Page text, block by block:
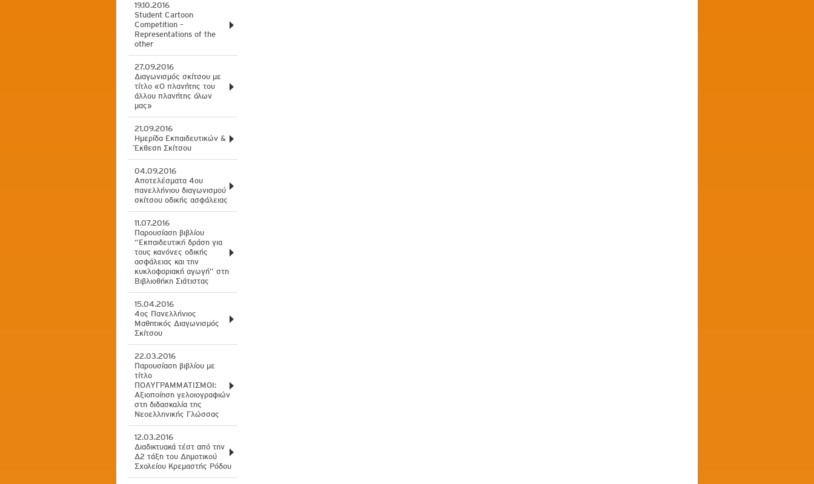
19.10.2016
Student Cartoon
Competition –
Representations of the
other
27.09.2016
Διαγωνισμός σκίτσου με
τίτλο «Ο πλανήτης του
άλλου πλανήτης όλων
μας»
21.09.2016
Ημερίδα Εκπαιδευτικών &
Έκθεση Σκίτσου
04.09.2016
Αποτελέσματα 4ου
πανελλήνιου διαγωνισμού
σκίτσου οδικής ασφάλειας
11.07.2016
Παρουσίαση βιβλίου
“Eκπαιδευτική δράση για
τους κανόνες οδικής
ασφάλειας και την
κυκλοφοριακή αγωγή” στη
Βιβλιοθήκη Σιάτιστας
15.04.2016
4ος Πανελλήνιος
Μαθητικός Διαγωνισμός
Σκίτσου
22.03.2016
Παρουσίαση βιβλίου με
τίτλο
ΠΟΛΥΓΡΑΜΜΑΤΙΣΜΟΙ:
Αξιοποίηση γελοιογραφιών
στη διδασκαλία της
Νεοελληνικής Γλώσσας
12.03.2016
Διαδικτυακά τέστ από την
Δ2 τάξη του Δημοτικού
Σχολείου Κρεμαστής Ρόδου